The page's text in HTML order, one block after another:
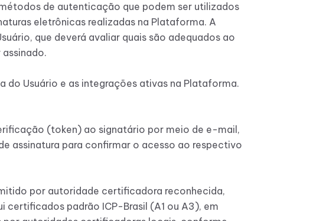
de autenticação que podem ser utilizados
eletrônicas realizadas na Plataforma. A
que deverá avaliar quais são adequados ao
Usuário e as integrações ativas na Plataforma.
(token) ao signatário por meio de e-mail,
assinatura para confirmar o acesso ao respectivo
por autoridade certificadora reconhecida,
padrão ICP-Brasil (A1 ou A3), em